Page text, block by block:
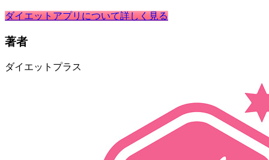
ダイエットアプリについて詳しく見る
著者
ダイエットプラス